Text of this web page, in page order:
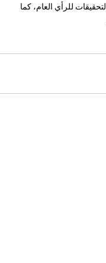
للرأي العام، كما